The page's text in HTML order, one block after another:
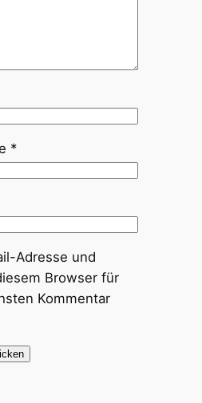
*
Adresse und
Browser für
Kommentar